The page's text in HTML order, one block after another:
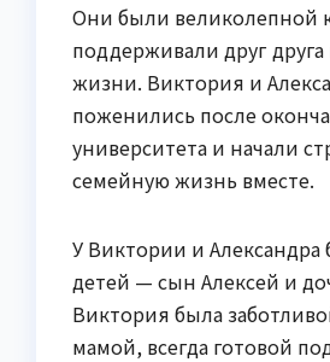
Они были великолепной
поддерживали друг друга
жизни. Виктория и
поженились после
университета и начали
семейную жизнь вместе.
У Виктории и Александра
детей — сын Алексей и
Виктория была
мамой, всегда готовой